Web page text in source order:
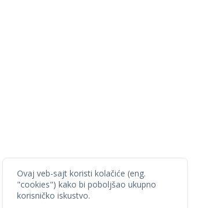
Ovaj veb-sajt koristi kolačiće (eng.
"cookies") kako bi poboljšao ukupno
korisničko iskustvo.